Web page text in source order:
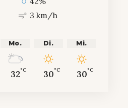
3 km/h
Mo.
32°C
Di.
30°C
Mi.
30°C